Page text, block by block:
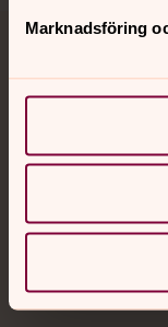
Marknadsföring
med en präst på
Digitalt brev